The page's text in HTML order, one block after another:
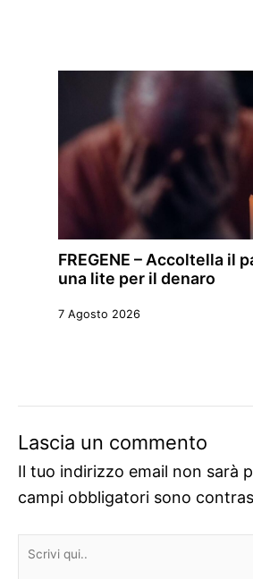
FREGENE – Accoltella il
una lite per il denaro
7 Agosto 2026
Lascia un commento
Il tuo indirizzo email non sarà
campi obbligatori sono
Scrivi